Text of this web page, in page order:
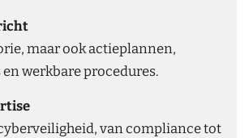
maar ook actieplannen,
werkbare procedures.
van compliance tot